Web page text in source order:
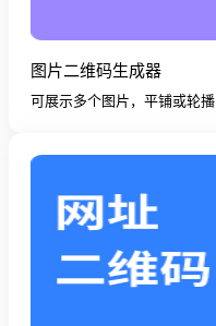
图片二维码生成器
可展示多个图片，平铺或轮播